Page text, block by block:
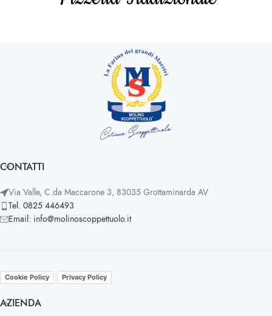
CONTATTI
Via Valle, C.da Maccarone 3, 83035 Grottaminarda AV
Tel. 0825 446493
Email: info@molinoscoppettuolo.it
Cookie Policy Privacy Policy
AZIENDA